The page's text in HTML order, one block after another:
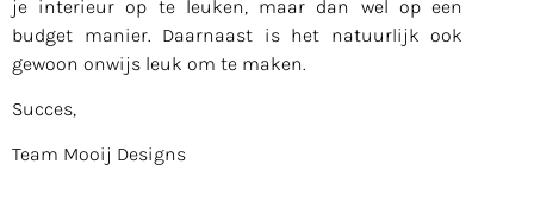
je interieur op te leuken, maar dan wel op een
budget manier. Daarnaast is het natuurlijk ook
gewoon onwijs leuk om te maken.
Succes,
Team Mooij Designs